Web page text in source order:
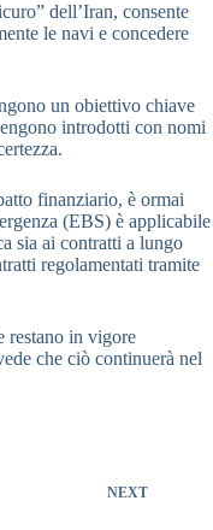
dell’Iran, consente
le navi e concedere
un obiettivo chiave
introdotti con nomi
finanziario, è ormai
(EBS) è applicabile
sia ai contratti a lungo
regolamentati tramite
restano in vigore
che ciò continuerà nel
NEXT